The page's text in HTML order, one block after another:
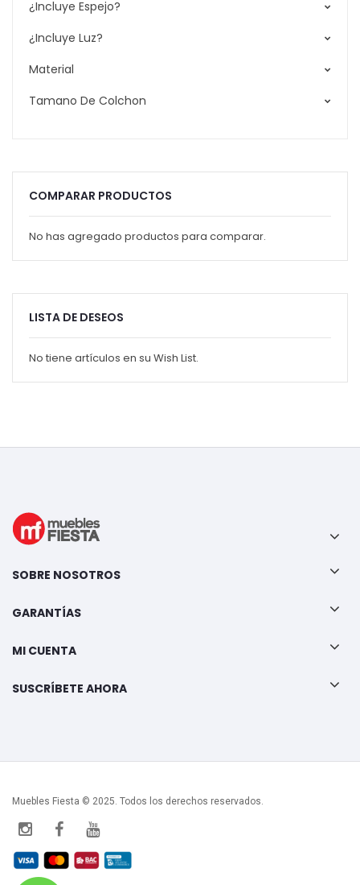
¿Incluye Espejo?
¿Incluye Luz?
Material
Tamano De Colchon
COMPARAR PRODUCTOS
No has agregado productos para comparar.
LISTA DE DESEOS
No tiene artículos en su Wish List.
SOBRE NOSOTROS
GARANTÍAS
MI CUENTA
SUSCRÍBETE AHORA
Muebles Fiesta © 2025. Todos los derechos reservados.